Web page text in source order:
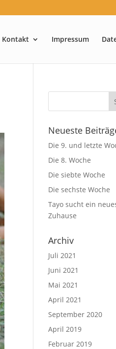
Kontakt Impressum
Neueste
Die 9. und letzte
Die 8. Woche
Die siebte Woche
Die sechste Woche
Tayo sucht ein
Zuhause
Archiv
Juli 2021
Juni 2021
Mai 2021
April 2021
September 2020
April 2019
Februar 2019